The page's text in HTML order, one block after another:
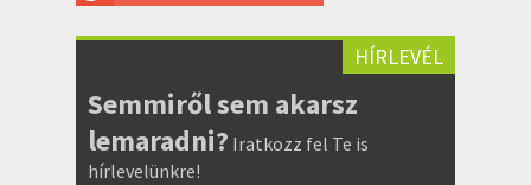
HÍRLEVÉL
Semmiről sem akarsz
lemaradni? Iratkozz fel Te is
hírlevelünkre!